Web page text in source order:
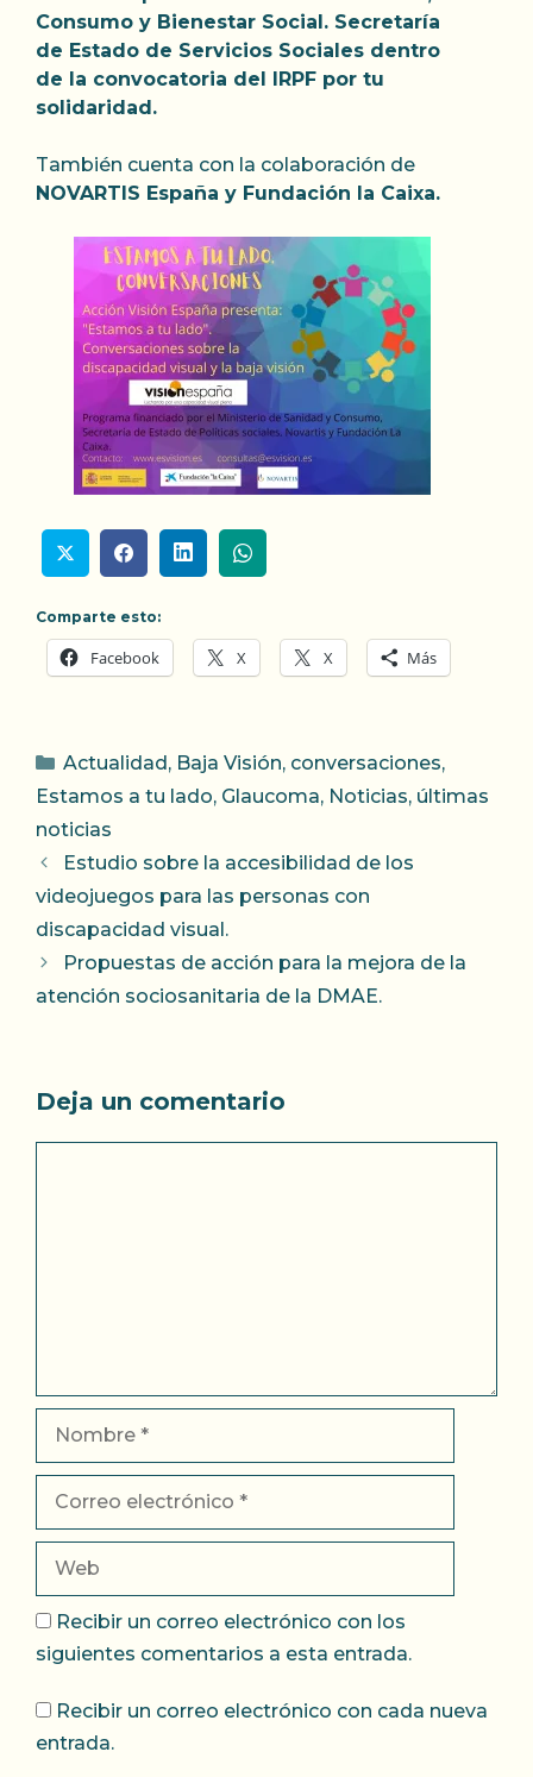
Consumo y Bienestar Social. Secretaría
de Estado de Servicios Sociales dentro
de la convocatoria del IRPF por tu
solidaridad.
También cuenta con la colaboración de
NOVARTIS España y Fundación la Caixa.
Comparte esto:
Facebook X X Más
Categorías
Actualidad, Baja Visión, conversaciones,
Estamos a tu lado, Glaucoma, Noticias, últimas
noticias
Estudio sobre la accesibilidad de los
videojuegos para las personas con
discapacidad visual.
Propuestas de acción para la mejora de la
atención sociosanitaria de la DMAE.
Deja un comentario
electrónico
Recibir un correo electrónico con los
siguientes comentarios a esta entrada.
Recibir un correo electrónico con cada nueva
entrada.